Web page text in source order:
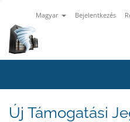
Magyar Bejelentkezés
Új Támogatási